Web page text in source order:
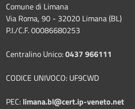
Comune di Limana
Via Roma, 90 - 32020 Limana (BL)
P.I./C.F. 00086680253
Centralino Unico:0437 966111
CODICE UNIVOCO: UF9CWD
PEC: limana.bl@cert.ip-veneto.net